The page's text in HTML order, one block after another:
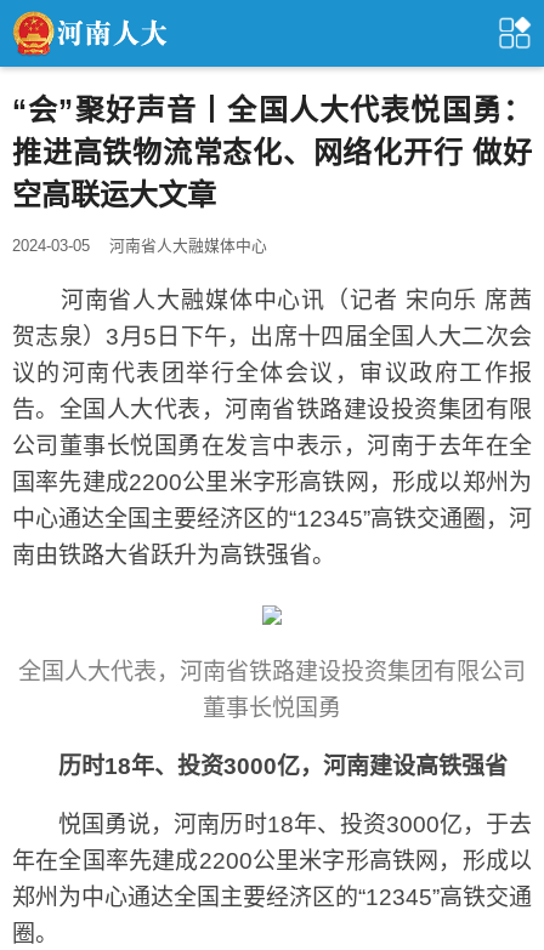
“会”聚好声音丨全国人大代表悦国勇：
推进高铁物流常态化、网络化开行 做好
空高联运大文章
2024-03-05 河南省人大融媒体中心
河南省人大融媒体中心讯（记者 宋向乐 席茜
贺志泉）3月5日下午，出席十四届全国人大二次会
议的河南代表团举行全体会议，审议政府工作报
告。全国人大代表，河南省铁路建设投资集团有限
公司董事长悦国勇在发言中表示，河南于去年在全
国率先建成2200公里米字形高铁网，形成以郑州为
中心通达全国主要经济区的“12345”高铁交通圈，河
南由铁路大省跃升为高铁强省。
全国人大代表，河南省铁路建设投资集团有限公司
董事长悦国勇
历时18年、投资3000亿，河南建设高铁强省
悦国勇说，河南历时18年、投资3000亿，于去
年在全国率先建成2200公里米字形高铁网，形成以
郑州为中心通达全国主要经济区的“12345”高铁交通
圈。